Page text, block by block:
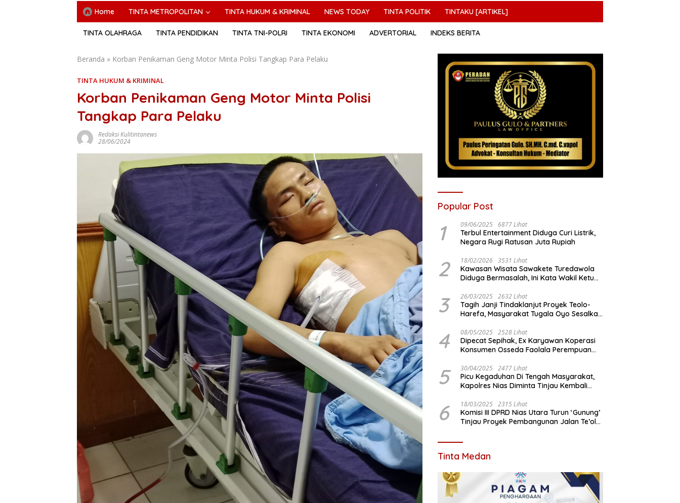
Home TINTA METROPOLITAN TINTA HUKUM & KRIMINAL NEWS TODAY TINTA POLITIK TINTAKU [ARTIKEL]
TINTA OLAHRAGA TINTA PENDIDIKAN TINTA TNI-POLRI TINTA EKONOMI ADVERTORIAL INDEKS BERITA
Beranda » Korban Penikaman Geng Motor Minta Polisi Tangkap Para Pelaku
TINTA HUKUM & KRIMINAL
Korban Penikaman Geng Motor Minta Polisi
Tangkap Para Pelaku
Redaksi Kulitintanews
28/06/2024
Popular Post
1 09/06/2025 6877 Lihat
Terbul Entertainment Diduga Curi Listrik,
Negara Rugi Ratusan Juta Rupiah
2 18/02/2026 3531 Lihat
Kawasan Wisata Sawakete Turedawola
Diduga Bermasalah, Ini Kata Wakil Ketua
3 26/03/2025 2632 Lihat
Tagih Janji Tindaklanjut Proyek Teolo-
Harefa, Masyarakat Tugala Oyo Sesalkan
Utara
4 08/05/2025 2528 Lihat
Dipecat Sepihak, Ex Karyawan Koperasi
Konsumen Osseda Faolala Perempuan
5 30/04/2025 2477 Lihat
Picu Kegaduhan Di Tengah Masyarakat,
Kapolres Nias Diminta Tinjau Kembali
6 18/03/2025 2315 Lihat
Komisi III DPRD Nias Utara Turun ‘Gunung’
Tinjau Proyek Pembangunan Jalan Te’olo
Tinta Medan